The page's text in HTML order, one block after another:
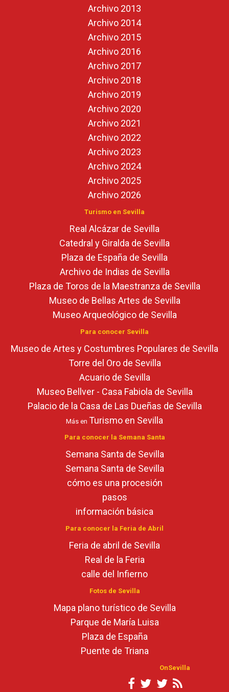
Archivo 2013
Archivo 2014
Archivo 2015
Archivo 2016
Archivo 2017
Archivo 2018
Archivo 2019
Archivo 2020
Archivo 2021
Archivo 2022
Archivo 2023
Archivo 2024
Archivo 2025
Archivo 2026
Turismo en Sevilla
Real Alcázar de Sevilla
Catedral y Giralda de Sevilla
Plaza de España de Sevilla
Archivo de Indias de Sevilla
Plaza de Toros de la Maestranza de Sevilla
Museo de Bellas Artes de Sevilla
Museo Arqueológico de Sevilla
Para conocer Sevilla
Museo de Artes y Costumbres Populares de Sevilla
Torre del Oro de Sevilla
Acuario de Sevilla
Museo Bellver - Casa Fabiola de Sevilla
Palacio de la Casa de Las Dueñas de Sevilla
Más en Turismo en Sevilla
Para conocer la Semana Santa
Semana Santa de Sevilla
Semana Santa de Sevilla
cómo es una procesión
pasos
información básica
Para conocer la Feria de Abril
Feria de abril de Sevilla
Real de la Feria
calle del Infierno
Fotos de Sevilla
Mapa plano turístico de Sevilla
Parque de María Luisa
Plaza de España
Puente de Triana
OnSevilla